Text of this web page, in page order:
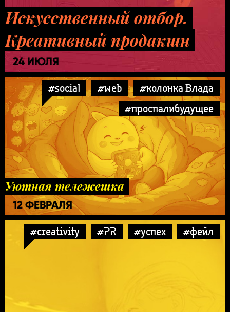
Искусственный отбор.
Креативный продакшн
24 ИЮЛЯ
#social #web
#колонка Влада
#проспалибудущее
Уютная тележешка
12 ФЕВРАЛЯ
#creativity #PR #успех #фейл